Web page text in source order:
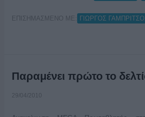
ΕΠΙΣΗΜΑΣΜΕΝΟ ΜΕ: ΓΙΩΡΓΟΣ
Παραμένει πρώτο το
29/04/2010